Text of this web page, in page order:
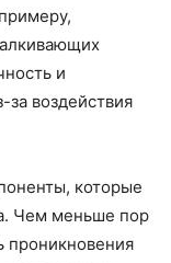
и
воздействия
которые
Чем меньше пор
проникновения